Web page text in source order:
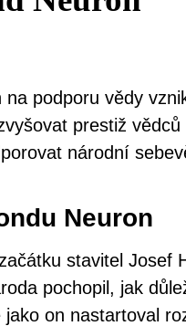
na podporu vědy
prestiž
národní
Neuron
stavitel Josef
pochopil, jak
on nastartoval